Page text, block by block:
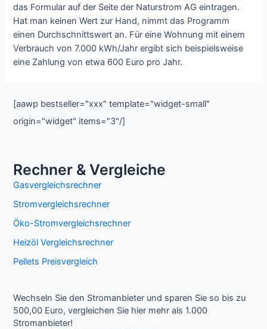
das Formular auf der Seite der Naturstrom AG eintragen.
Hat man keinen Wert zur Hand, nimmt das Programm
einen Durchschnittswert an. Für eine Wohnung mit einem
Verbrauch von 7.000 kWh/Jahr ergibt sich beispielsweise
eine Zahlung von etwa 600 Euro pro Jahr.
[aawp bestseller="xxx" template="widget-small"
origin="widget" items="3"/]
Rechner & Vergleiche
Gasvergleichsrechner
Stromvergleichsrechner
Öko-Stromvergleichsrechner
Heizöl Vergleichsrechner
Pellets Preisvergleich
Wechseln Sie den Stromanbieter und sparen Sie so bis zu
500,00 Euro, vergleichen Sie hier mehr als 1.000
Stromanbieter!